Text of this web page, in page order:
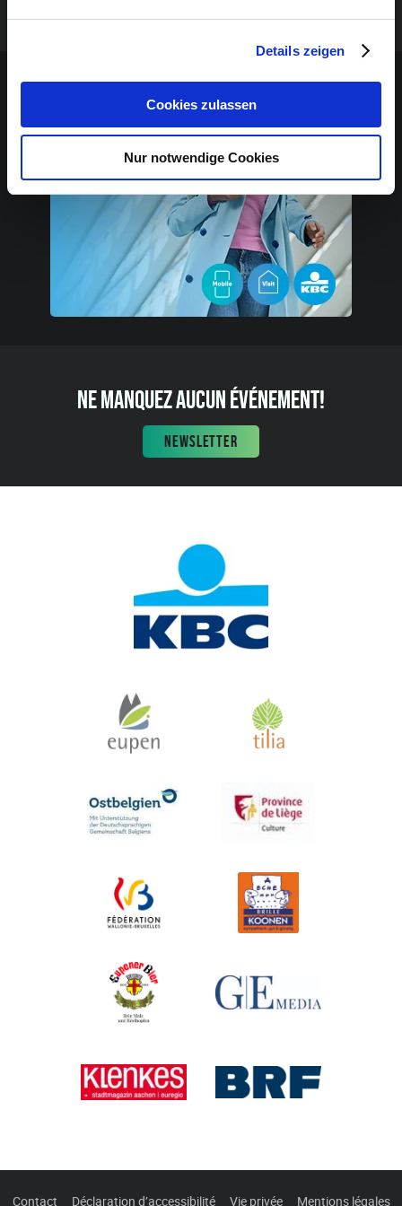
Details zeigen
Cookies zulassen
Nur notwendige Cookies
NE MANQUEZ AUCUN ÉVÉNEMENT!
NEWSLETTER
Contact Déclaration d’accessibilité Vie privée Mentions légales